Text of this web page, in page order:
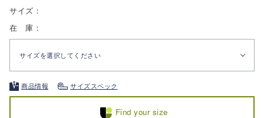
サイズ：
在 庫：
サイズを選択してください
商品情報 サイズスペック
Find your size